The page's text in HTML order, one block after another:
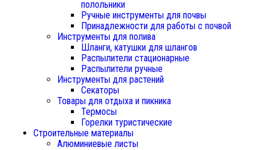
полольники
Ручные инструменты для почвы
Принадлежности для работы с почвой
Инструменты для полива
Шланги, катушки для шлангов
Распылители стационарные
Распылители ручные
Инструменты для растений
Секаторы
Товары для отдыха и пикника
Термосы
Горелки туристические
Строительные материалы
Алюминиевые листы